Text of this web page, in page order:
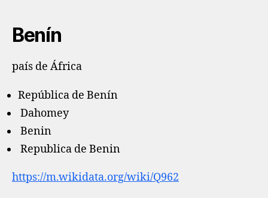
Benín
país de África
República de Benín
Dahomey
Benin
Republica de Benin
https://m.wikidata.org/wiki/Q962